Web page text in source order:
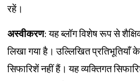
रहें।
अस्वीकरण: यह ब्लॉग विशेष रूप से
लिखा गया है। उल्लिखित प्रतिभूतियाँ
सिफारिशें नहीं हैं। यह व्यक्तिगत